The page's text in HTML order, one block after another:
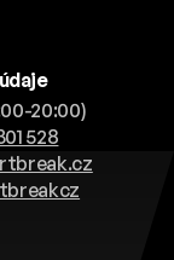
20:00)
528